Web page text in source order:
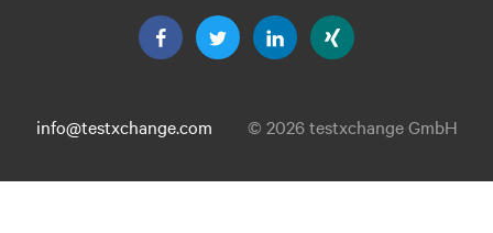
info@testxchange.com © 2026 testxchange GmbH